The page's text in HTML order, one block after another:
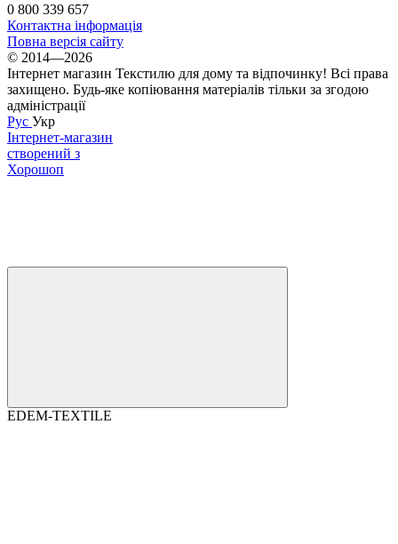
0 800 339 657
Контактна інформація
Повна версія сайту
© 2014—2026
Інтернет магазин Текстилю для дому та відпочинку! Всі права
захищено. Будь-яке копіювання матеріалів тільки за згодою
адміністрації
Рус Укр
Інтернет-магазин
створений з
Хорошоп
EDEM-TEXTILE